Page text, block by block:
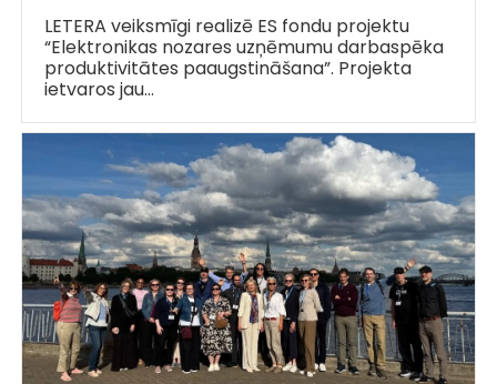
LETERA veiksmīgi realizē ES fondu projektu
“Elektronikas nozares uzņēmumu darbaspēka
produktivitātes paaugstināšana”. Projekta
ietvaros jau…